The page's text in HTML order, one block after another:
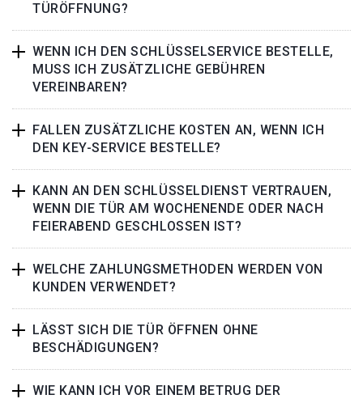
TÜRÖFFNUNG?
WENN ICH DEN SCHLÜSSELSERVICE BESTELLE,
MUSS ICH ZUSÄTZLICHE GEBÜHREN
VEREINBAREN?
FALLEN ZUSÄTZLICHE KOSTEN AN, WENN ICH
DEN KEY-SERVICE BESTELLE?
KANN AN DEN SCHLÜSSELDIENST VERTRAUEN,
WENN DIE TÜR AM WOCHENENDE ODER NACH
FEIERABEND GESCHLOSSEN IST?
WELCHE ZAHLUNGSMETHODEN WERDEN VON
KUNDEN VERWENDET?
LÄSST SICH DIE TÜR ÖFFNEN OHNE
BESCHÄDIGUNGEN?
WIE KANN ICH VOR EINEM BETRUG DER